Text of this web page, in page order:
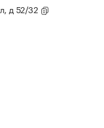
д 52/32